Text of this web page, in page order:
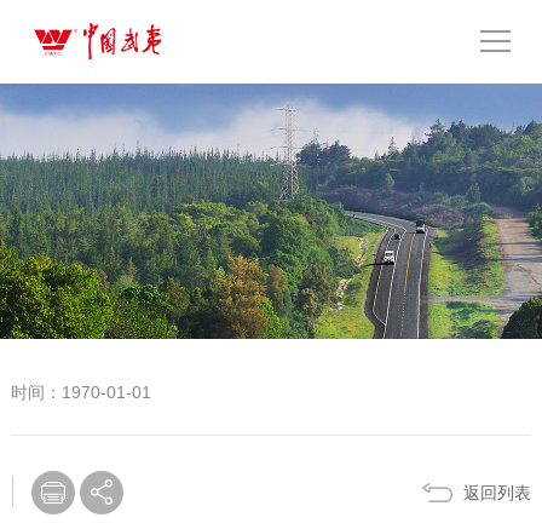
时间：1970-01-01
返回列表